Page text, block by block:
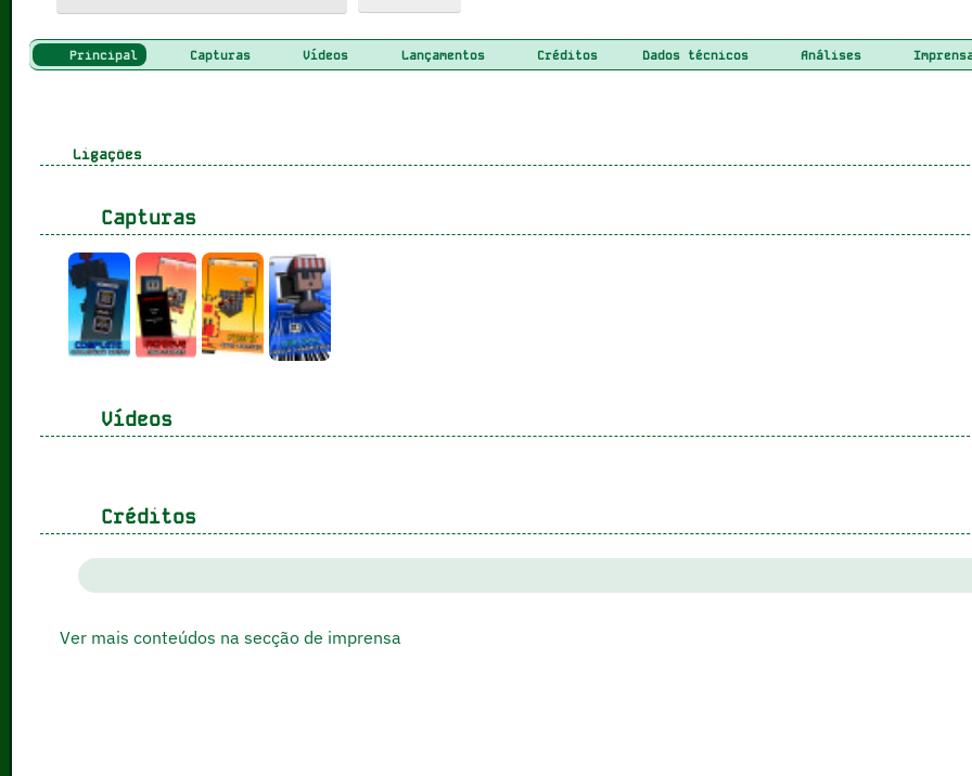
Principal Capturas Vídeos Lançamentos Créditos Dados técnicos Análises
Ligações
Capturas
Vídeos
Créditos
Ver mais conteúdos na secção de imprensa